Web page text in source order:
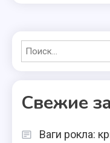
Свежие
Ваги рокла: